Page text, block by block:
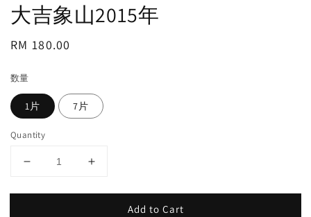
大吉象山2015年
Regular
RM 180.00
数量
1片 7片
Quantity
Add to Cart